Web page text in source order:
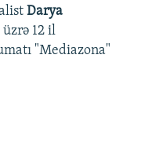
Darya
üzrə 12 il
"Mediazona"